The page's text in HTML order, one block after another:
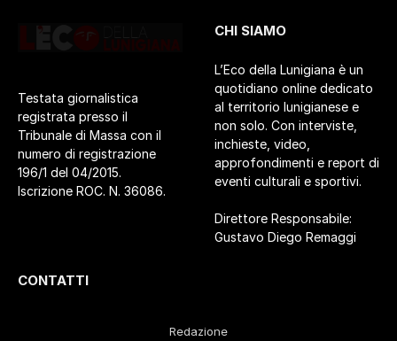
Testata giornalistica
registrata presso il
Tribunale di Massa con il
numero di registrazione
196/1 del 04/2015.
Iscrizione ROC. N. 36086.
CHI SIAMO
L’Eco della Lunigiana è un
quotidiano online dedicato
al territorio lunigianese e
non solo. Con interviste,
inchieste, video,
approfondimenti e report di
eventi culturali e sportivi.
Direttore Responsabile:
Gustavo Diego Remaggi
CONTATTI
Redazione